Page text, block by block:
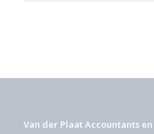
Van der Plaat Accountants